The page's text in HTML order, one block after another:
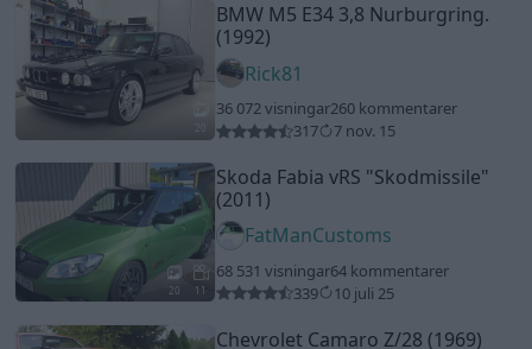
BMW M5 E34 3,8 Nurburgring.
(1992)
Rick81
36 072 visningar260 kommentarer
317
7 nov. 15
20 11
Skoda Fabia vRS "Skodmissile"
(2011)
FatManCustoms
68 531 visningar64 kommentarer
339
10 juli 25
Chevrolet Camaro Z/28 (1969)